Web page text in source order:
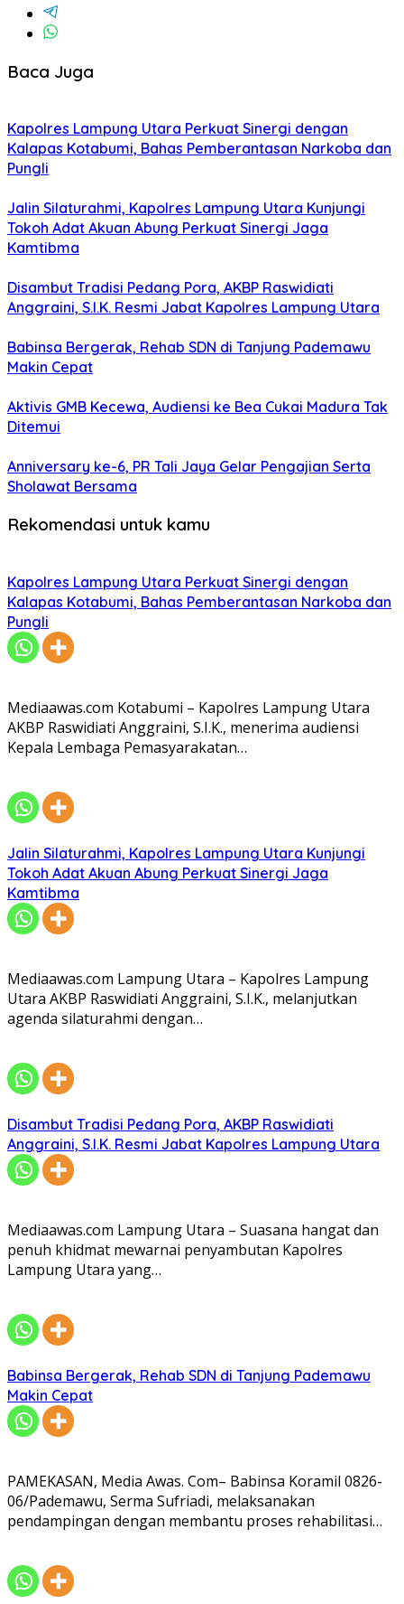
Baca Juga
Kapolres Lampung Utara Perkuat Sinergi dengan
Kalapas Kotabumi, Bahas Pemberantasan Narkoba dan
Pungli
Jalin Silaturahmi, Kapolres Lampung Utara Kunjungi
Tokoh Adat Akuan Abung Perkuat Sinergi Jaga
Kamtibma
Disambut Tradisi Pedang Pora, AKBP Raswidiati
Anggraini, S.I.K. Resmi Jabat Kapolres Lampung Utara
Babinsa Bergerak, Rehab SDN di Tanjung Pademawu
Makin Cepat
Aktivis GMB Kecewa, Audiensi ke Bea Cukai Madura Tak
Ditemui
Anniversary ke-6, PR Tali Jaya Gelar Pengajian Serta
Sholawat Bersama
Rekomendasi untuk kamu
Kapolres Lampung Utara Perkuat Sinergi dengan
Kalapas Kotabumi, Bahas Pemberantasan Narkoba dan
Pungli
Mediaawas.com Kotabumi – Kapolres Lampung Utara
AKBP Raswidiati Anggraini, S.I.K., menerima audiensi
Kepala Lembaga Pemasyarakatan…
Jalin Silaturahmi, Kapolres Lampung Utara Kunjungi
Tokoh Adat Akuan Abung Perkuat Sinergi Jaga
Kamtibma
Mediaawas.com Lampung Utara – Kapolres Lampung
Utara AKBP Raswidiati Anggraini, S.I.K., melanjutkan
agenda silaturahmi dengan…
Disambut Tradisi Pedang Pora, AKBP Raswidiati
Anggraini, S.I.K. Resmi Jabat Kapolres Lampung Utara
Mediaawas.com Lampung Utara – Suasana hangat dan
penuh khidmat mewarnai penyambutan Kapolres
Lampung Utara yang…
Babinsa Bergerak, Rehab SDN di Tanjung Pademawu
Makin Cepat
PAMEKASAN, Media Awas. Com– Babinsa Koramil 0826-
06/Pademawu, Serma Sufriadi, melaksanakan
pendampingan dengan membantu proses rehabilitasi…